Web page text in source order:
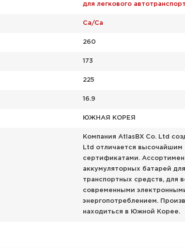
для легкового
Ca/Ca
260
173
225
16.9
ЮЖНАЯ КОРЕЯ
Компания AtlasBX Co. Ltd
Ltd отличается
сертификатами.
аккумуляторных батарей
транспортных средств, для
современными
энергопотреблением.
находиться в Южной Корее.